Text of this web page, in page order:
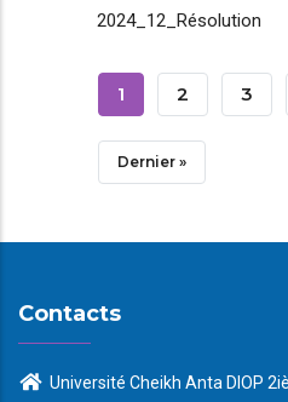
2024_12_Résolution
Pagination
Page
Courante
1 Page
2 Page
3
Dernière
Dernier »
Contacts
Université Cheikh Anta DIOP